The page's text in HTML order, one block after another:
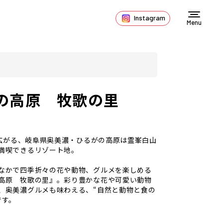
Instagram
Menu
高原 牧歌の里
る、岐阜県奥美濃・ひるがの高原は霊峯白山
喫できるリゾート地。
かで四季折々の花や動物、グルメを楽しめる
原 牧歌の里』。彩り豊かな花や可愛い動物
奥美濃グルメも味わえる、“自然と動物と食の
。